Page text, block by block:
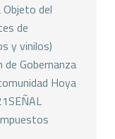
Objeto del
de
y vinilos)
de Gobernanza
Hoya